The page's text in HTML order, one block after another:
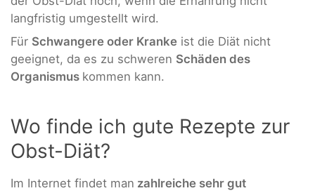
langfristig umgestellt wird.
Für Schwangere oder Kranke ist die Diät nicht
geeignet, da es zu schweren Schäden des
Organismus kommen kann.
Wo finde ich gute Rezepte zur
Obst-Diät?
Im Internet findet man zahlreiche sehr gut